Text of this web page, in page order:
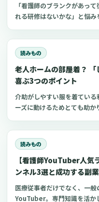
「看護師のブランクがあっ
れる研修はないかな」と悩
の看護技術に不安を感じて
潜在看護師の復職支援に力を
すれば、ブランク看護師でも
今回は、埼玉でおすすめの
す。
読みもの
老人ホームの部屋着？
喜ぶ3つのポイント
介助がしやすい服を着てい
ーズに動けるためとても助
道府県に約1,400店舗ある「
ムを中心に、老人ホームに入
快適な部屋着のポイントをご
読みもの
【看護師YouTuber人気
ンネル3選と成功する副
医療従事者だけでなく、一
YouTuber。専門知識を活か